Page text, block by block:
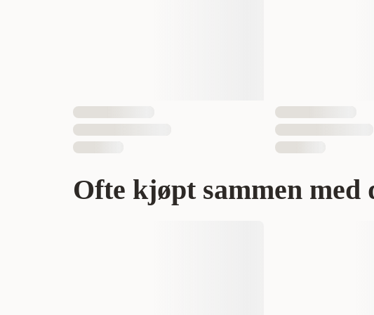
Ofte kjøpt sammen med